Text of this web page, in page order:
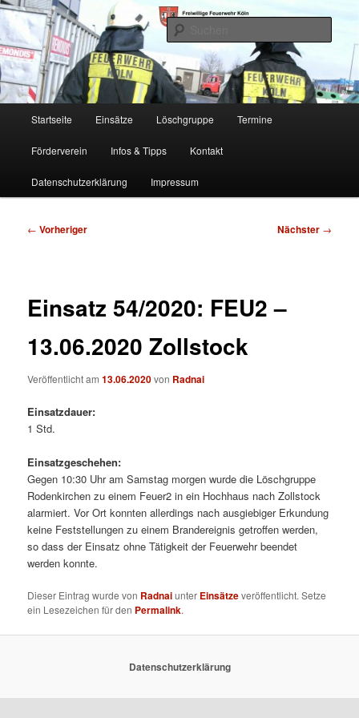
Zum
primären
Inhalt
springenFF Köln, LG RD
Freiwillige Feuerwehr Köln, Löschgruppe Rodenkirchen
Startseite Einsätze Löschgruppe Termine
Förderverein Infos & Tipps Kontakt
Datenschutzerklärung Impressum
Beitragsnavigation
← Vorheriger Nächster →
Einsatz 54/2020: FEU2 –
13.06.2020 Zollstock
Veröffentlicht am13.06.2020von Radnai
Einsatzdauer:
1 Std.
Einsatzgeschehen:
Gegen 10:30 Uhr am Samstag morgen wurde die Löschgruppe
Rodenkirchen zu einem Feuer2 in ein Hochhaus nach Zollstock
alarmiert. Vor Ort konnten allerdings nach ausgiebiger Erkundung
keine Feststellungen zu einem Brandereignis getroffen werden,
so dass der Einsatz ohne Tätigkeit der Feuerwehr beendet
werden konnte.
Dieser Eintrag wurde von Radnaiunter Einsätzeveröffentlicht. Setze
ein Lesezeichen für den Permalink.
Datenschutzerklärung